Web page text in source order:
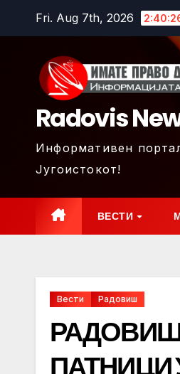
Fri. Aug 7th, 2026
Radovis
Информативен
Југоистокот!
ВЕСТИ
Вести Радовиш
ПАТНИЦИ